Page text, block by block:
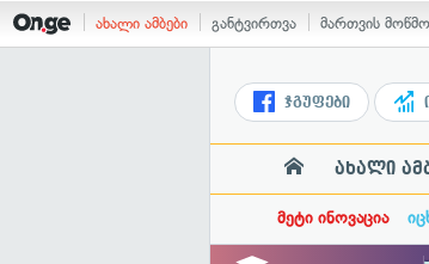
ახალი ამბები განტვირთვა მართვის
ჯგუფები
ახალი
მეტი ინოვაცია